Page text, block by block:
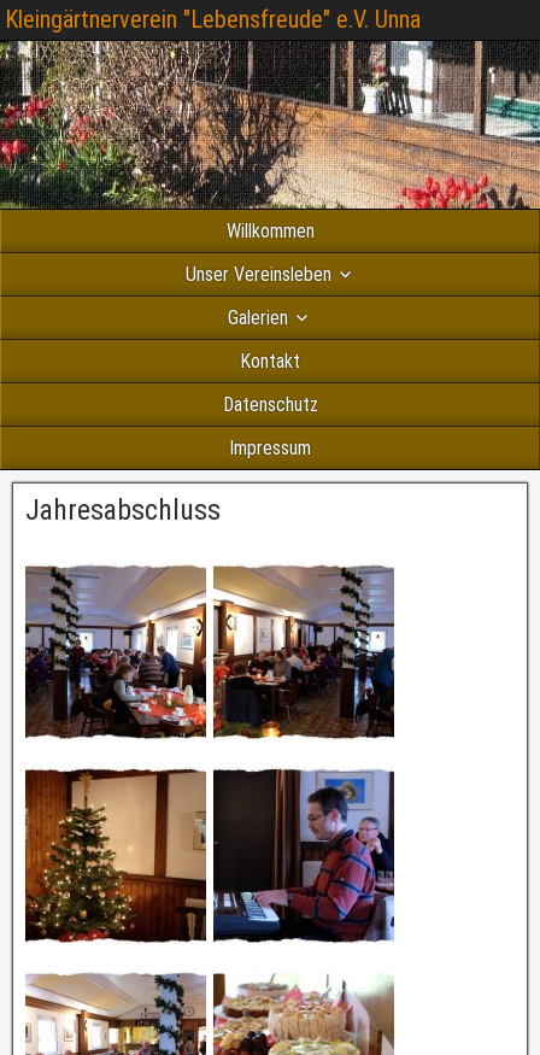
Kleingärtnerverein "Lebensfreude" e.V. Unna
Willkommen
Unser Vereinsleben
Galerien
Kontakt
Datenschutz
Impressum
Jahresabschluss